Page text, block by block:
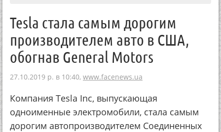
Tesla стала самым дорогим
производителем авто в США,
обогнав General Motors
27.10.2019 р. в 10:40, www.facenews.ua
Компания Tesla Inc, выпускающая
одноименные электромобили, стала самым
дорогим автопроизводителем Соединенных